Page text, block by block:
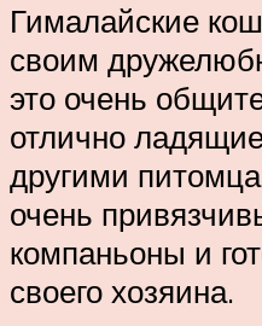
Гималайские
своим
это очень
отлично
другими
очень
компаньоны и
своего хозяина.